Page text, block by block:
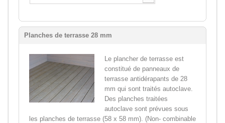
Planches de terrasse 28 mm
Le plancher de terrasse est
constitué de panneaux de
terrasse antidérapants de 28
mm qui sont traités autoclave.
Des planches traitées
autoclave sont prévues sous
les planches de terrasse (58 x 58 mm). (Non- combinable